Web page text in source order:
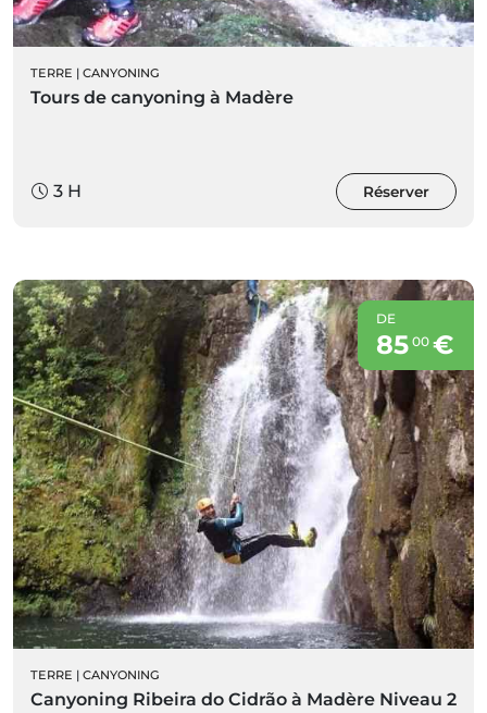
TERRE | CANYONING
Tours de canyoning à Madère
3 H Réserver
DE
85 00€
TERRE | CANYONING
Canyoning Ribeira do Cidrão à Madère Niveau 2